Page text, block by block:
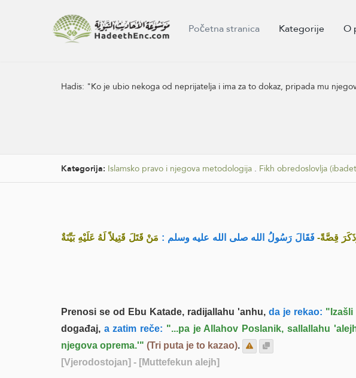
Početna stranica Kategorije O
Hadis: "Ko je ubio nekoga od neprijatelja i ima za to dokaz, pripada mu
Kategorija: Islamsko pravo i njegova metodologija . Fikh obredoslovlja
قِصَّةً-فَقَالَ رَسُولُ الله صلى الله عليه وسلم : مَنْ قَتَلَ قَتِيلاً لَهُ عَلَيْهِ بَيِّنَةٌ
Prenosi se od Ebu Katade, radijallahu 'anhu, da je rekao: "Izašli
događaj, a zatim reče: "...pa je Allahov Poslanik, sallallahu
njegova oprema.'" (Tri puta je to kazao).
[Vjerodostojan] - [Muttefekun alejh]